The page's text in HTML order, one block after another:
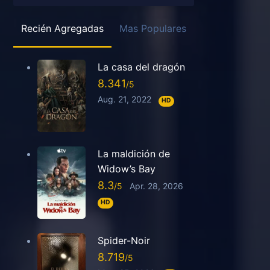
Recién Agregadas Mas Populares
La casa del dragón
8.341
Aug. 21, 2022 HD
La maldición de
Widow’s Bay
8.3 Apr. 28, 2026
HD
Spider-Noir
8.719